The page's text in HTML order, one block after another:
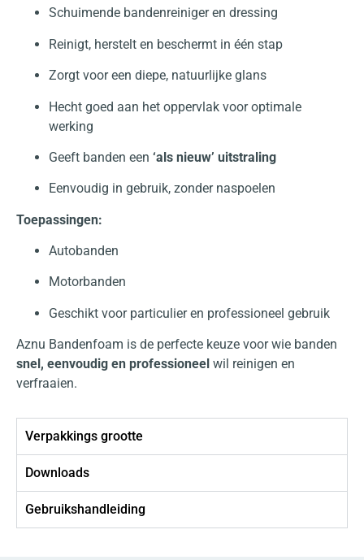
Schuimende bandenreiniger en dressing
Reinigt, herstelt en beschermt in één stap
Zorgt voor een diepe, natuurlijke glans
Hecht goed aan het oppervlak voor optimale
werking
Geeft banden een ‘als nieuw’ uitstraling
Eenvoudig in gebruik, zonder naspoelen
Toepassingen:
Autobanden
Motorbanden
Geschikt voor particulier en professioneel gebruik
Aznu Bandenfoam is de perfecte keuze voor wie banden
snel, eenvoudig en professioneel wil reinigen en
verfraaien.
Verpakkings grootte
Downloads
Gebruikshandleiding